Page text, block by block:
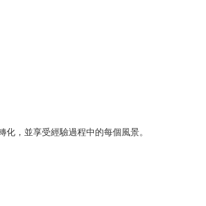
，並享受經驗過程中的每個風景。